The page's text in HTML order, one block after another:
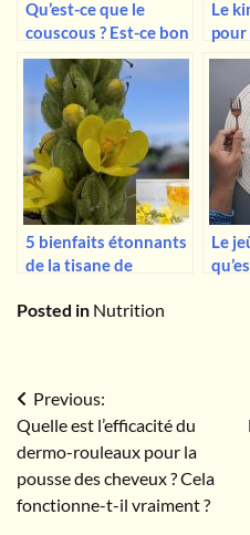
Qu’est-ce que le
couscous ? Est-ce bon
pour la santé ?
Le
pour
5 bienfaits étonnants
de la tisane de
Le
Posted in Nutrition
Navigation
de
l’article
Previous:
Quelle est l’efficacité du
dermo-rouleaux pour la
pousse des cheveux ? Cela
fonctionne-t-il vraiment ?